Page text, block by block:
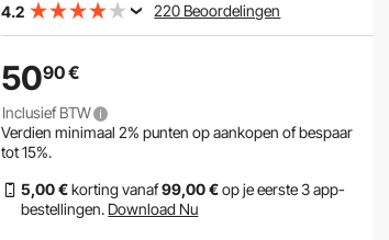
4.2 220 Beoordelingen
5090€
Inclusief BTW
Verdien minimaal2% punten op aankopen of bespaar
tot15%.
5,00 €korting vanaf99,00 €op je eerste 3 app-
bestellingen. Download Nu